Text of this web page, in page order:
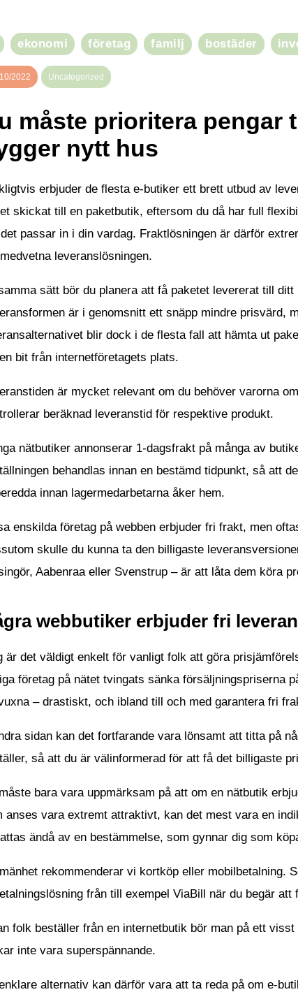
ekonomi företag familj bostäder
2022 Uncategorized
måste prioritera pengar
nytt hus
erbjuder de flesta e-butiker ett brett utbud av
skickat till en paketbutik, eftersom du då har full
passar in i din vardag. Fraktlösningen är därför
leveranslösningen.
sätt bör du planera att få paketet levererat till
är i genomsnitt ett snäpp mindre prisvärd,
blir dock i de flesta fall att hämta ut
bit från internetföretagets plats.
är mycket relevant om du behöver varorna
beräknad leveranstid för respektive produkt.
nätbutiker annonserar 1-dagsfrakt på många av
behandlas innan en bestämd tidpunkt, så att
innan lagermedarbetarna åker hem.
enskilda företag på webben erbjuder fri frakt, men
skulle du kunna ta den billigaste
Aabenraa eller Svenstrup – är att låta dem köra
webbutiker erbjuder fri
är det väldigt enkelt för vanligt folk att göra
företag på nätet tvingats sänka försäljningspriserna
– drastiskt, och ibland till och med garantera fri
sidan kan det fortfarande vara lönsamt att titta på
så att du är välinformerad för att få det billigaste
bara vara uppmärksam på att om en nätbutik
anses vara extremt attraktivt, kan det mest vara en
ändå av en bestämmelse, som gynnar dig som
rekommenderar vi kortköp eller mobilbetalning.
från till exempel ViaBill när du begär
folk beställer från en internetbutik bör man på ett
inte vara superspännande.
alternativ kan därför vara att ta reda på om e-